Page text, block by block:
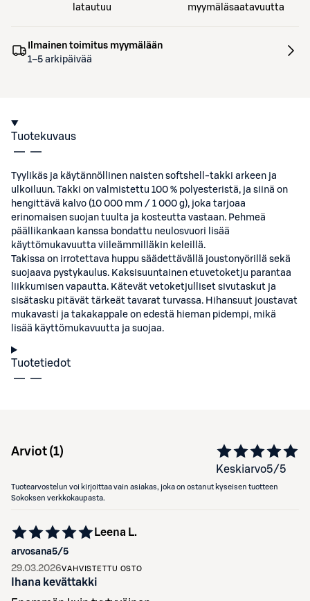
latautuu
myymäläsaatavuutta
Ilmainen toimitus myymälään
1–5 arkipäivää
Tuotekuvaus
Tyylikäs ja käytännöllinen naisten softshell‑takki arkeen ja
ulkoiluun. Takki on valmistettu 100 % polyesteristä, ja siinä on
hengittävä kalvo (10 000 mm / 1 000 g), joka tarjoaa
erinomaisen suojan tuulta ja kosteutta vastaan. Pehmeä
päällikankaan kanssa bondattu neulosvuori lisää
käyttömukavuutta viileämmilläkin keleillä.
Takissa on irrotettava huppu säädettävällä joustonyörillä sekä
suojaava pystykaulus. Kaksisuuntainen etuvetoketju parantaa
liikkumisen vapautta. Kätevät vetoketjulliset sivutaskut ja
sisätasku pitävät tärkeät tavarat turvassa. Hihansuut joustavat
mukavasti ja takakappale on edestä hieman pidempi, mikä
lisää käyttömukavuutta ja suojaa.
Tuotetiedot
Arviot (1)
Keskiarvo5/5
Tuotearvostelun voi kirjoittaa vain asiakas, joka on ostanut kyseisen tuotteen
Sokoksen verkkokaupasta.
arvosana5/5
Leena L.
29.03.2026VAHVISTETTU OSTO
Ihana kevättakki